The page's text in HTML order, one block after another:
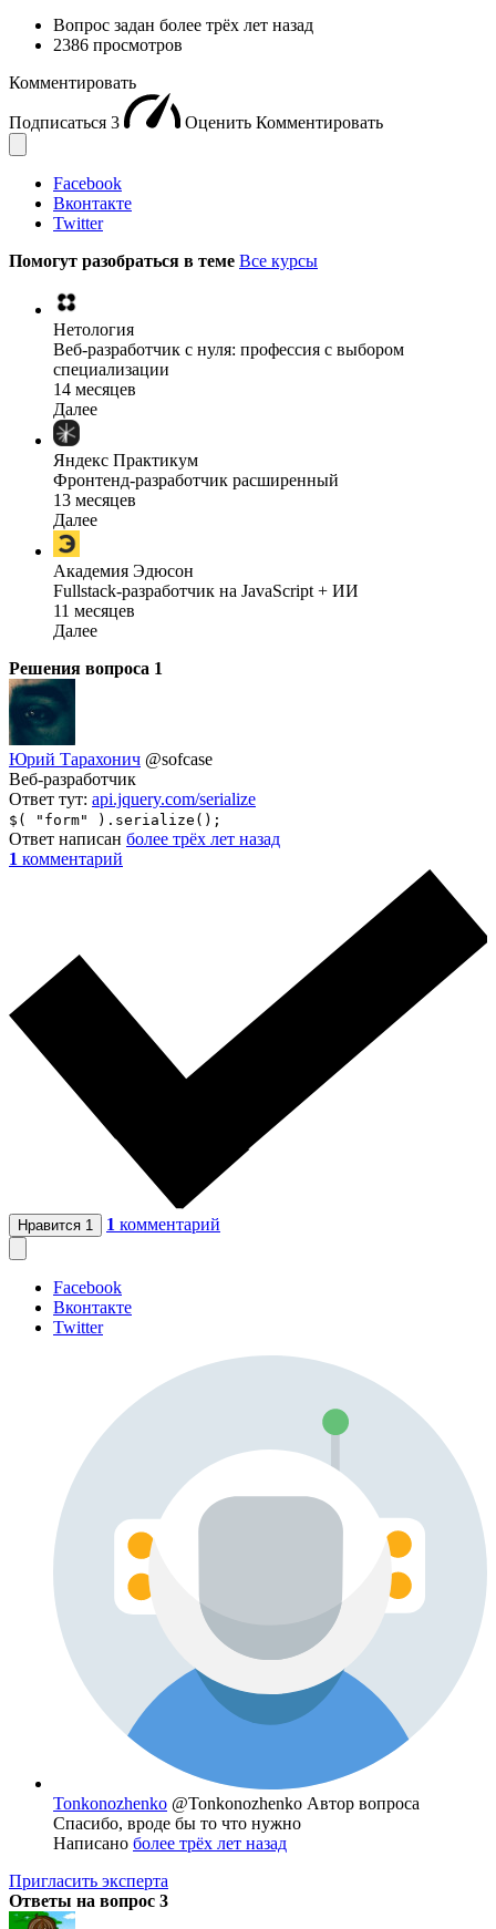
Вопрос задан более трёх лет назад
2386 просмотров
Комментировать
Подписаться 3 Оценить Комментировать
Facebook
Вконтакте
Twitter
Помогут разобраться в теме Все курсы
Нетология
Веб-разработчик с нуля: профессия с выбором
специализации
14 месяцев
Далее
Яндекс Практикум
Фронтенд-разработчик расширенный
13 месяцев
Далее
Академия Эдюсон
Fullstack-разработчик на JavaScript + ИИ
11 месяцев
Далее
Решения вопроса 1
Юрий Тарахонич @sofcase
Веб-разработчик
Ответ тут: api.jquery.com/serialize
$( "form" ).serialize();
Ответ написан более трёх лет назад
1 комментарий
Нравится 1 1 комментарий
Facebook
Вконтакте
Twitter
Tonkonozhenko @Tonkonozhenko Автор вопроса
Спасибо, вроде бы то что нужно
Написано более трёх лет назад
Пригласить эксперта
Ответы на вопрос 3